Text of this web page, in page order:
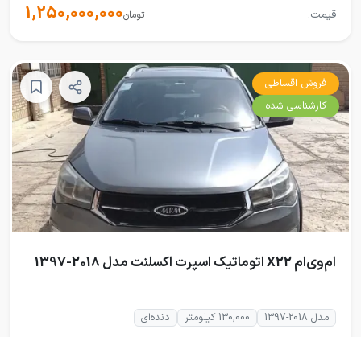
قیمت: 1,250,000,000تومان
فروش اقساطی
کارشناسی شده
ام‌وی‌ام X22 اتوماتیک اسپرت اکسلنت مدل 2018-1397
مدل 2018-1397 130,000 کیلومتر دنده‌ای